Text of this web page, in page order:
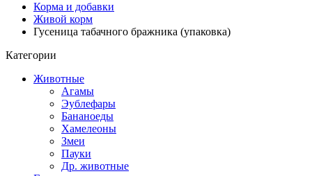
Корма и добавки
Живой корм
Гусеница табачного бражника (упаковка)
Категории
Животные
Агамы
Эублефары
Бананоеды
Хамелеоны
Змеи
Пауки
Др. животные